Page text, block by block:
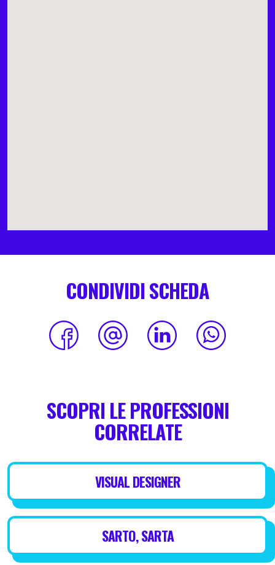
CONDIVIDI SCHEDA
SCOPRI LE PROFESSIONI
CORRELATE
VISUAL DESIGNER
SARTO, SARTA